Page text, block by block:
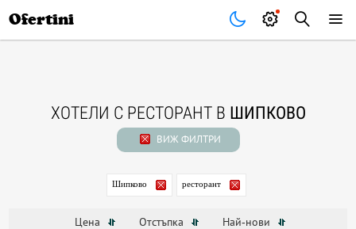
Ofertini
ХОТЕЛИ С РЕСТОРАНТ В ШИПКОВО
ВИЖ ФИЛТРИ
Шипково ресторант
Цена Отстъпка Най-нови